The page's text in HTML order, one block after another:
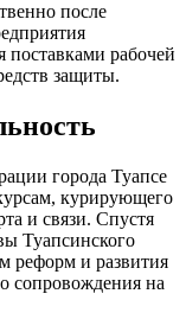
после
рабочей
защиты.
города Туапсе
курирующего
и связи. Спустя
Туапсинского
реформ и развития
сопровождения на